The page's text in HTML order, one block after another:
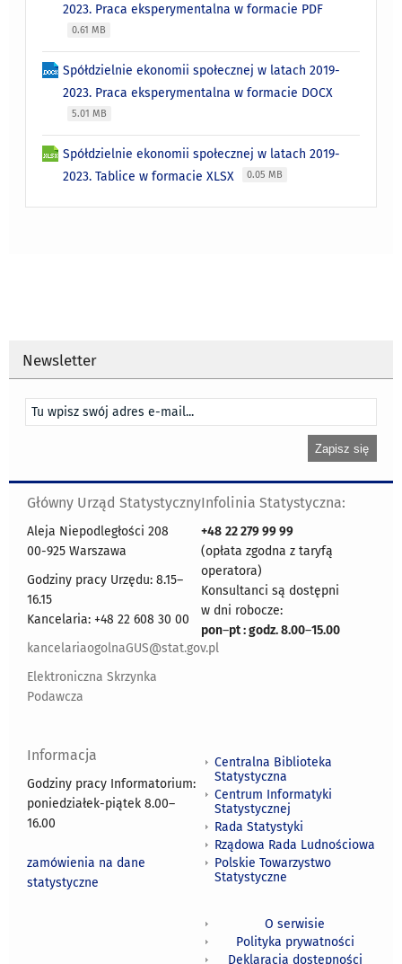
2023. Praca eksperymentalna w formacie PDF
0.61 MB
Spółdzielnie ekonomii społecznej w latach 2019-
2023. Praca eksperymentalna w formacie DOCX
5.01 MB
Spółdzielnie ekonomii społecznej w latach 2019-
2023. Tablice w formacie XLSX
0.05 MB
Newsletter
Główny Urząd Statystyczny
Aleja Niepodległości 208
00-925 Warszawa
Godziny pracy Urzędu: 8.15–
16.15
Kancelaria: +48 22 608 30 00
kancelariaogolnaGUS@stat.gov.pl
Elektroniczna Skrzynka
Podawcza
Infolinia Statystyczna:
+48 22 279 99 99
(opłata zgodna z taryfą
operatora)
Konsultanci są dostępni
w dni robocze:
pon–pt : godz. 8.00–15.00
Informacja
Godziny pracy Informatorium:
poniedziałek-piątek 8.00–
16.00
zamówienia na dane
statystyczne
Centralna Biblioteka
Statystyczna
Centrum Informatyki
Statystycznej
Rada Statystyki
Rządowa Rada Ludnościowa
Polskie Towarzystwo
Statystyczne
O serwisie
Polityka prywatności
Deklaracja dostępności